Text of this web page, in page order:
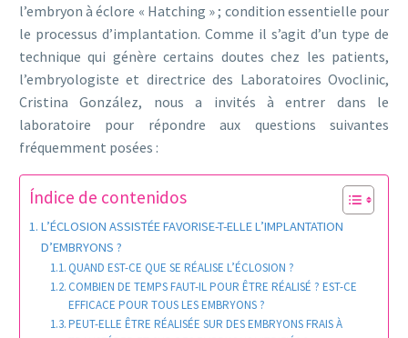
l’embryon à éclore « Hatching » ; condition essentielle pour
le processus d’implantation. Comme il s’agit d’un type de
technique qui génère certains doutes chez les patients,
l’embryologiste et directrice des Laboratoires Ovoclinic,
Cristina González, nous a invités à entrer dans le
laboratoire pour répondre aux questions suivantes
fréquemment posées :
Índice de contenidos
L’ÉCLOSION ASSISTÉE FAVORISE-T-ELLE L’IMPLANTATION
D’EMBRYONS ?
QUAND EST-CE QUE SE RÉALISE L’ÉCLOSION ?
COMBIEN DE TEMPS FAUT-IL POUR ÊTRE RÉALISÉ ? EST-CE
EFFICACE POUR TOUS LES EMBRYONS ?
PEUT-ELLE ÊTRE RÉALISÉE SUR DES EMBRYONS FRAIS À